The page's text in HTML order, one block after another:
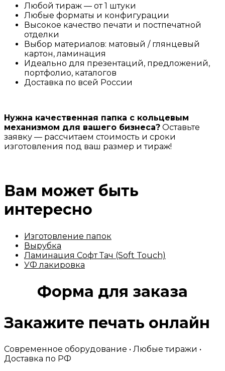
Любой тираж — от 1 штуки
Любые форматы и конфигурации
Высокое качество печати и постпечатной
отделки
Выбор материалов: матовый / глянцевый
картон, ламинация
Идеально для презентаций, предложений,
портфолио, каталогов
Доставка по всей России
Нужна качественная папка с кольцевым
механизмом для вашего бизнеса? Оставьте
заявку — рассчитаем стоимость и сроки
изготовления под ваш размер и тираж!
Вам может быть
интересно
Изготовление папок
Вырубка
Ламинация Софт Тач (Soft Touch)
УФ лакировка
Форма для заказа
Закажите печать онлайн
Современное оборудование • Любые тиражи •
Доставка по РФ